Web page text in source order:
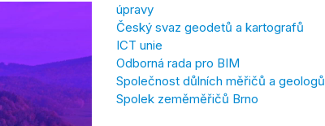
úpravy
Český svaz geodetů a kartografů
ICT unie
Odborná rada pro BIM
Společnost důlních měřičů a geologů
Spolek zeměměřičů Brno